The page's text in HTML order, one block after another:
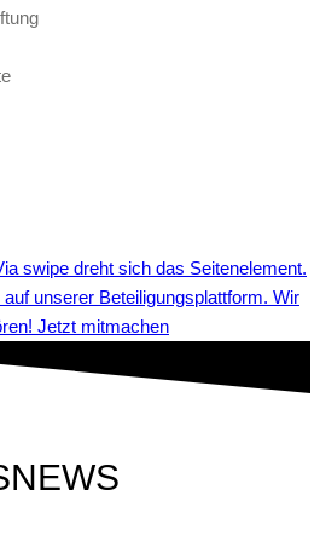
unserer Beteiligungsplattform. Wir
Jetzt mitmachen